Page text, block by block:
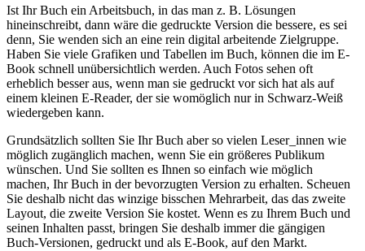
Ist Ihr Buch ein Arbeitsbuch, in das man z. B. Lösungen
hineinschreibt, dann wäre die gedruckte Version die bessere, es sei
denn, Sie wenden sich an eine rein digital arbeitende Zielgruppe.
Haben Sie viele Grafiken und Tabellen im Buch, können die im E-
Book schnell unübersichtlich werden. Auch Fotos sehen oft
erheblich besser aus, wenn man sie gedruckt vor sich hat als auf
einem kleinen E-Reader, der sie womöglich nur in Schwarz-Weiß
wiedergeben kann.
Grundsätzlich sollten Sie Ihr Buch aber so vielen Leser_innen wie
möglich zugänglich machen, wenn Sie ein größeres Publikum
wünschen. Und Sie sollten es Ihnen so einfach wie möglich
machen, Ihr Buch in der bevorzugten Version zu erhalten. Scheuen
Sie deshalb nicht das winzige bisschen Mehrarbeit, das das zweite
Layout, die zweite Version Sie kostet. Wenn es zu Ihrem Buch und
seinen Inhalten passt, bringen Sie deshalb immer die gängigen
Buch-Versionen, gedruckt und als E-Book, auf den Markt.